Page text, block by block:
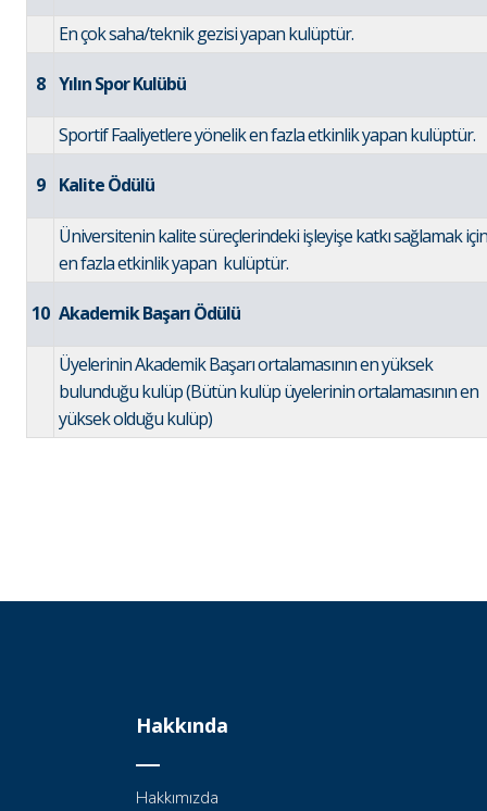
En çok saha/teknik gezisi yapan kulüptür.
8 Yılın Spor Kulübü
Sportif Faaliyetlere yönelik en fazla etkinlik yapan kulüptür.
9 Kalite Ödülü
Üniversitenin kalite süreçlerindeki işleyişe katkı sağlamak için
en fazla etkinlik yapan kulüptür.
10 Akademik Başarı Ödülü
Üyelerinin Akademik Başarı ortalamasının en yüksek
bulunduğu kulüp (Bütün kulüp üyelerinin ortalamasının en
yüksek olduğu kulüp)
Hakkında
Hakkımızda